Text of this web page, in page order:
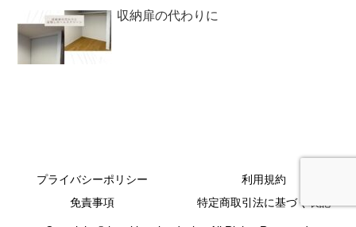
収納扉の代わりに
プライバシーポリシー
利用規約
免責事項
特定商取引法に基づく表記